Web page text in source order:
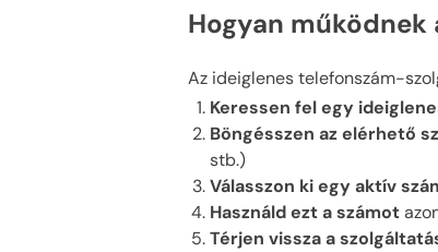
Hogyan
Az ideiglenes telefonszám-
Keressen fel egy
Böngésszen az elérhető
stb.)
Válasszon ki egy aktív
Használd ezt a számot
Térjen vissza a